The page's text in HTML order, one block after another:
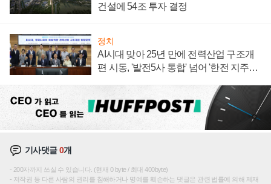
건설에 54조 투자 결정
정치
AI시대 맞아 25년 만에 전력산업 구조개
편 시동, '발전5사 통합' 넘어 '한전 지주사'
기사댓글0개
200자까지 쓰실 수 있습니다. (현재 0 byte / 최대 400byte)
저작권 등 다른 사람의 권리를 침해하거나 명예를 훼손하는 댓글은 관련 법률에 의해 제재